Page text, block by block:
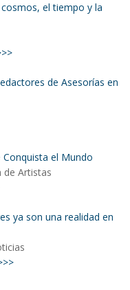
el tiempo y la
de Asesorías en
Conquista el Mundo
de Artistas
ya son una realidad en